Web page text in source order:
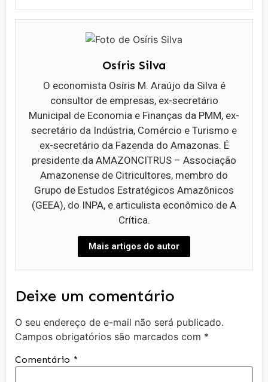
Osíris Silva
O economista Osíris M. Araújo da Silva é
consultor de empresas, ex-secretário
Municipal de Economia e Finanças da PMM, ex-
secretário da Indústria, Comércio e Turismo e
ex-secretário da Fazenda do Amazonas. É
presidente da AMAZONCITRUS – Associação
Amazonense de Citricultores, membro do
Grupo de Estudos Estratégicos Amazônicos
(GEEA), do INPA, e articulista econômico de A
Crítica.
Mais artigos do autor
Deixe um comentário
O seu endereço de e-mail não será publicado.
Campos obrigatórios são marcados com *
Comentário *